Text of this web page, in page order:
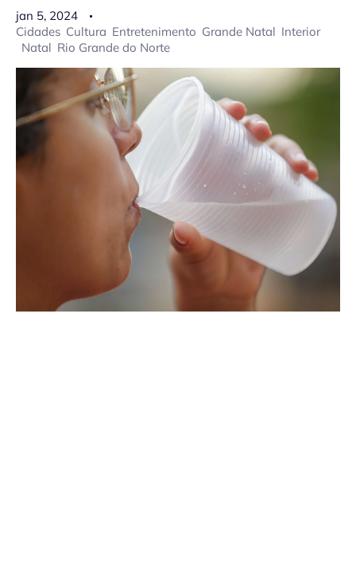
jan 5, 2024
Cidades Cultura Entretenimento Grande Natal Interior
Natal Rio Grande do Norte